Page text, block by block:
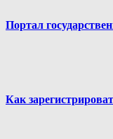
Портал
Как